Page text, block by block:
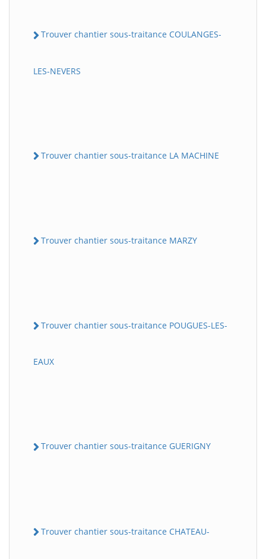
Trouver chantier sous-traitance COULANGES-
LES-NEVERS
Trouver chantier sous-traitance LA MACHINE
Trouver chantier sous-traitance MARZY
Trouver chantier sous-traitance POUGUES-LES-
EAUX
Trouver chantier sous-traitance GUERIGNY
Trouver chantier sous-traitance CHATEAU-